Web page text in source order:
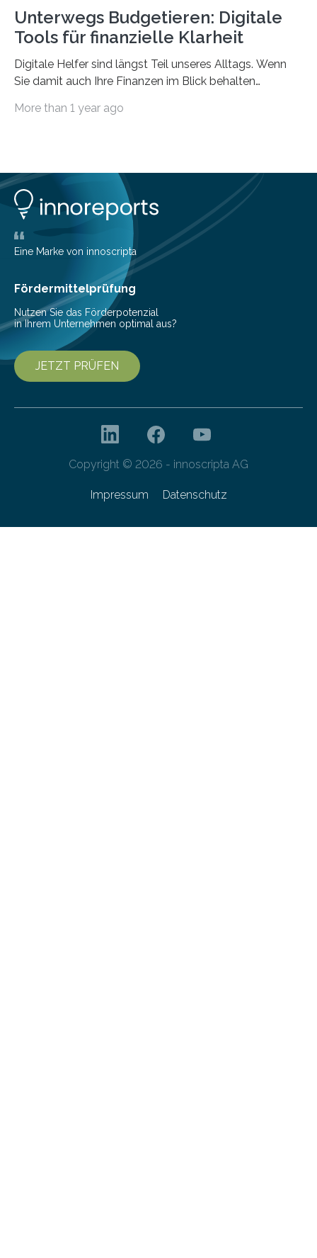
Unterwegs Budgetieren: Digitale
Tools für finanzielle Klarheit
Digitale Helfer sind längst Teil unseres Alltags. Wenn
Sie damit auch Ihre Finanzen im Blick behalten
die genau das ermöglichen: Sie helfen Ihnen, Ausgaben
Lösungen interessieren. 1. Multibanking-Tools: Alle
Konten auf einen Blick Viele Banken bieten bereits in
ihrem Online-Banking eine Multibanking-Funktion an,
mit der sich Konten bei anderen Banken…
More than 1 year ago
Eine Marke von innoscripta
Fördermittelprüfung
Nutzen Sie das Förderpotenzial
in Ihrem Unternehmen optimal aus?
JETZT PRÜFEN
Copyright © 2026 - innoscripta AG
Impressum Datenschutz